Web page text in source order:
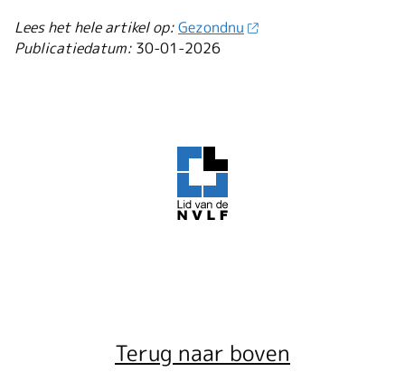
Lees het hele artikel op:Gezondnu
Publicatiedatum: 30-01-2026
Terug naar boven